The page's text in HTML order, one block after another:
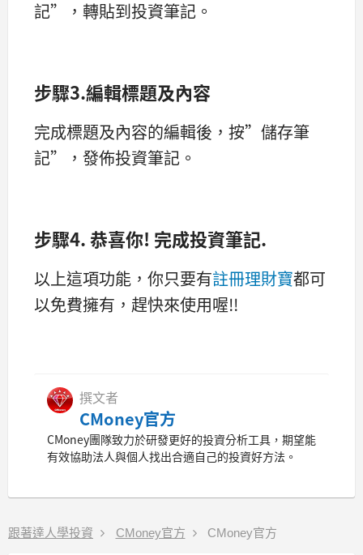
記”，轉貼到投資筆記。
步驟3.編輯標題及內容
完成標題及內容的編輯後，按”儲存筆
記”，發佈投資筆記。
步驟4. 恭喜你! 完成投資筆記.
以上這項功能，你只要有註冊理財寶都可
以免費擁有，趕快來使用喔!!
撰文者
CMoney官方
CMoney團隊致力於研發更好的投資分析工具，期望能
有效協助法人與個人找出合適自己的投資好方法。
跟著達人學投資 CMoney官方 CMoney官方